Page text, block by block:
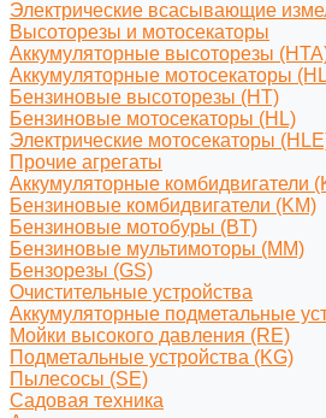
Электрические всасывающие
Высоторезы и мотосекаторы
Аккумуляторные высоторезы
Аккумуляторные мотосекаторы
Бензиновые высоторезы (HT)
Бензиновые мотосекаторы (HL)
Электрические мотосекаторы
Прочие агрегаты
Аккумуляторные комбидвигатели
Бензиновые комбидвигатели (KM)
Бензиновые мотобуры (BT)
Бензиновые мультимоторы (MM)
Бензорезы (GS)
Очистительные устройства
Аккумуляторные подметальные
Мойки высокого давления (RE)
Подметальные устройства (KG)
Пылесосы (SE)
Садовая техника